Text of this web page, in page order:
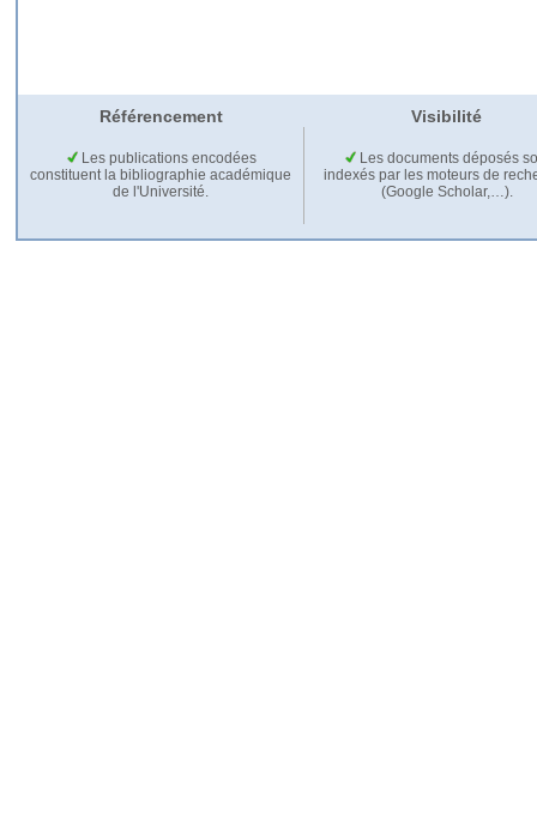
Référencement Visibilité
Les publications encodées
constituent la bibliographie académique
de l'Université.
Les documents déposés
indexés par les moteurs de
(Google Scholar,…).